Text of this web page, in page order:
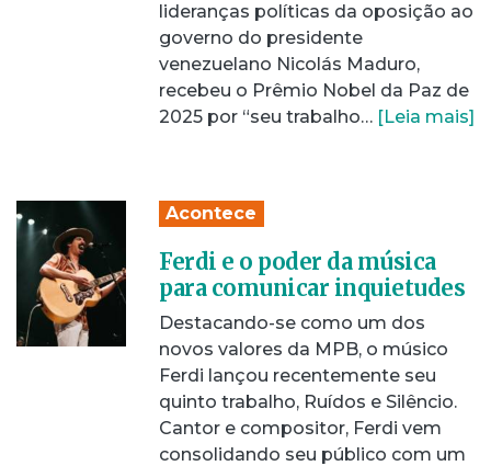
lideranças políticas da oposição ao
governo do presidente
venezuelano Nicolás Maduro,
recebeu o Prêmio Nobel da Paz de
2025 por “seu trabalho… [Leia mais]
Acontece
Ferdi e o poder da música
para comunicar inquietudes
Destacando-se como um dos
novos valores da MPB, o músico
Ferdi lançou recentemente seu
quinto trabalho, Ruídos e Silêncio.
Cantor e compositor, Ferdi vem
consolidando seu público com um